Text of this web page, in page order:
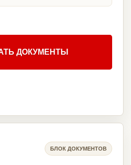
ДОКУМЕНТЫ
БЛОК ДОКУМЕНТОВ